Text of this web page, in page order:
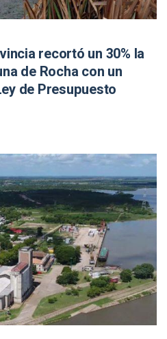
recortó un 30% la
de Rocha con un
de Presupuesto